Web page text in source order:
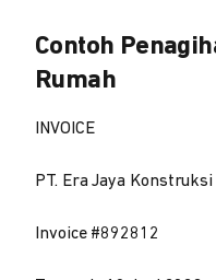
Contoh
Rumah
INVOICE
PT. Era Jaya Konstruksi
Invoice #892812